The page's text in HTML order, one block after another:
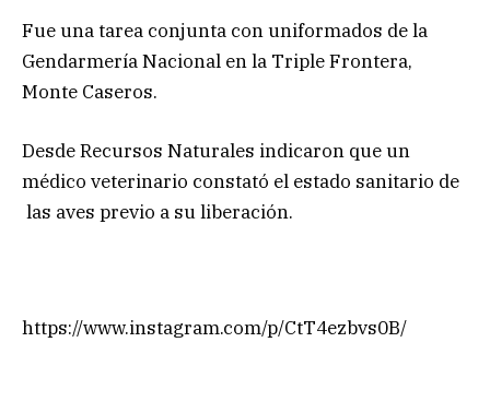
Fue una tarea conjunta con uniformados de la
Gendarmería Nacional en la Triple Frontera,
Monte Caseros.
Desde Recursos Naturales indicaron que un
médico veterinario constató el estado sanitario de
las aves previo a su liberación.
https://www.instagram.com/p/CtT4ezbvs0B/